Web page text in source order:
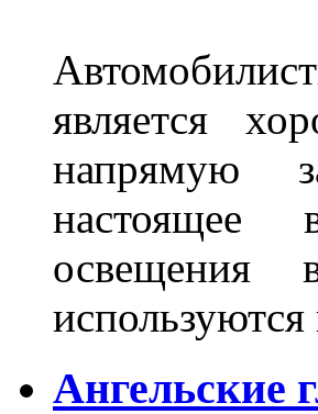
является
напрямую
настоящее
освещения
Ангельские